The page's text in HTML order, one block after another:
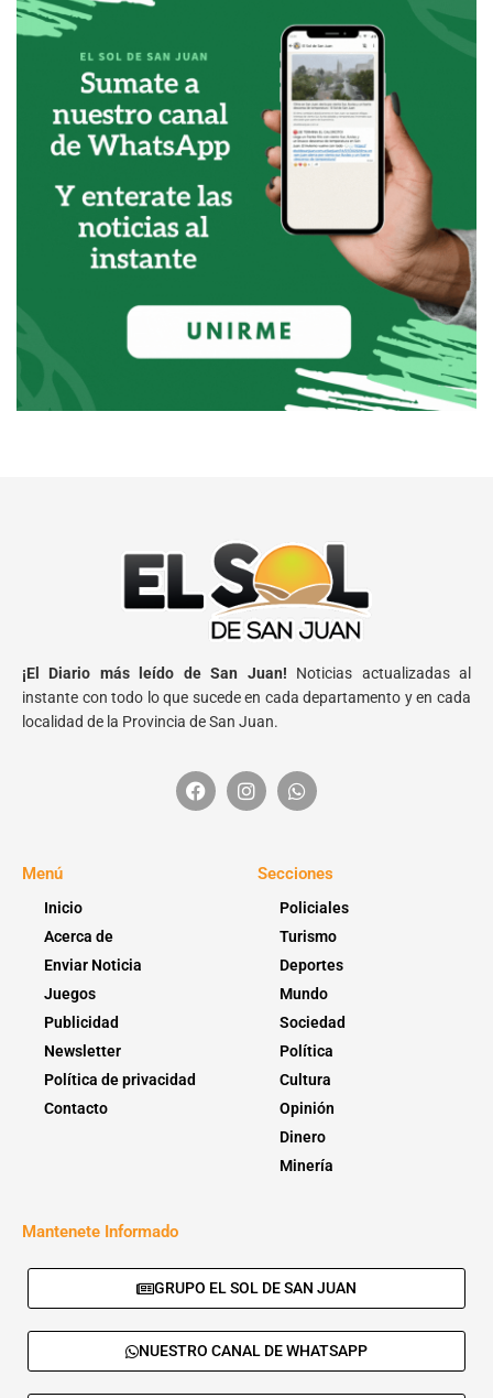
¡El Diario más leído de San Juan! Noticias actualizadas al
instante con todo lo que sucede en cada departamento y en cada
localidad de la Provincia de San Juan.
Menú
Inicio
Acerca de
Enviar Noticia
Juegos
Publicidad
Newsletter
Política de privacidad
Contacto
Secciones
Policiales
Turismo
Deportes
Mundo
Sociedad
Política
Cultura
Opinión
Dinero
Minería
Mantenete Informado
GRUPO EL SOL DE SAN JUAN
NUESTRO CANAL DE WHATSAPP